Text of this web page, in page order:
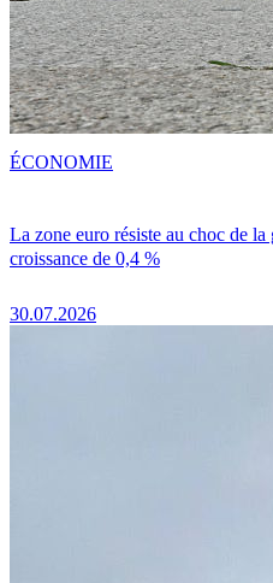
La zone euro résiste au choc de
croissance de 0,4 %
30.07.2026
ÉCONOMIE